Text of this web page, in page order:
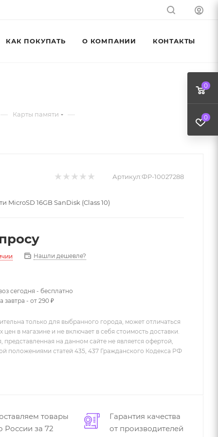
КАК ПОКУПАТЬ О КОМПАНИИ КОНТАКТЫ
— Карты памяти —
Артикул:ФР-10027288
MicroSD 16GB SanDisk (Class 10)
Нашли дешевле?
сегодня - бесплатно
завтра - от 290 ₽
только для выбранного города, может отличаться
цен в магазине и не включает в себя стоимость доставки.
на данном сайте не является офертой,
положениями статей 435, 437 Гражданского Кодекса РФ
товары
России за 72
Гарантия качества
от производителей
0
0